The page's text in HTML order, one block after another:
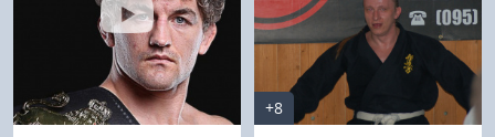
+8